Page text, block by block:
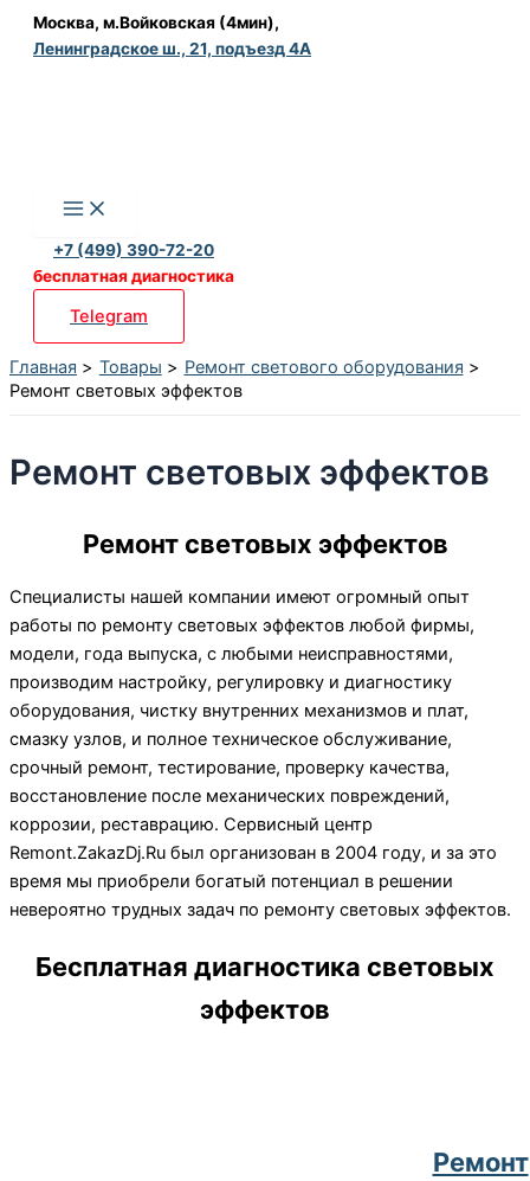
Перейти
Москва, м.Войковская (4мин),
Ленинградское ш., 21, подъезд 4А
+7 (499) 390-72-20
бесплатная диагностика
Telegram
Главная Товары
Ремонт светового оборудования
Ремонт световых эффектов
Ремонт световых эффектов
Ремонт световых эффектов
Специалисты нашей компании имеют огромный опыт
работы по ремонту световых эффектов любой фирмы,
модели, года выпуска, с любыми неисправностями,
производим настройку, регулировку и диагностику
оборудования, чистку внутренних механизмов и плат,
смазку узлов, и полное техническое обслуживание,
срочный ремонт, тестирование, проверку качества,
восстановление после механических повреждений,
коррозии, реставрацию. Сервисный центр
Remont.ZakazDj.Ru был организован в 2004 году, и за это
время мы приобрели богатый потенциал в решении
невероятно трудных задач по ремонту световых эффектов.
Бесплатная диагностика световых
эффектов
Ремонт